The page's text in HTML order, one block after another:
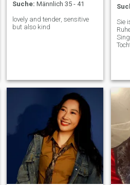
Suche: Männlich 35 - 41
lovely and tender, sensitive
but also kind
Sie
sie